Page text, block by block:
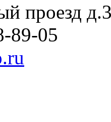
проезд
89-05